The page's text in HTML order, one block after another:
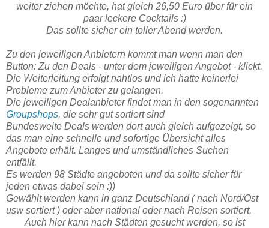
weiter ziehen möchte, hat gleich 26,50 Euro über für ein
paar leckere Cocktails :)
Das sollte sicher ein toller Abend werden.
Zu den jeweiligen Anbietern kommt man wenn man den
Button: Zu den Deals - unter dem jeweiligen Angebot - klickt.
Die Weiterleitung erfolgt nahtlos und ich hatte keinerlei
Probleme zum Anbieter zu gelangen.
Die jeweiligen Dealanbieter findet man in den sogenannten
Groupshops, die sehr gut sortiert sind
Bundesweite Deals werden dort auch gleich aufgezeigt, so
das man eine schnelle und sofortige Übersicht alles
Angebote erhält. Langes und umständliches Suchen
entfällt.
Es werden 98 Städte angeboten und da sollte sicher für
jeden etwas dabei sein :))
Gewählt werden kann in ganz Deutschland ( nach Nord/Ost
usw sortiert ) oder aber national oder nach Reisen sortiert.
Auch hier kann nach Städten gesucht werden, so ist